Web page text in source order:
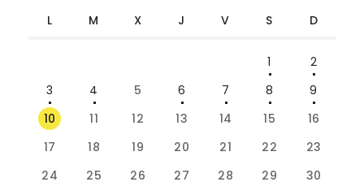
L M X J V S D
1
2
3
4 5 6 7 8
9
10
11 12 13 14 15
16
17
18 19 20 21 22
23
24
25 26 27 28 29
30